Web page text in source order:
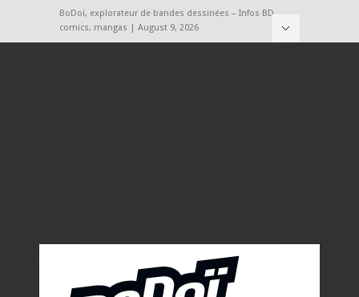
BoDoï, explorateur de bandes dessinées – Infos BD,
comics, mangas | August 9, 2026